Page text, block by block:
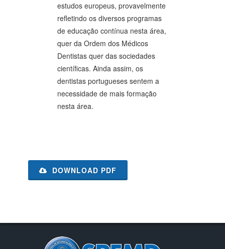
estudos europeus, provavelmente
refletindo os diversos programas
de educação contínua nesta área,
quer da Ordem dos Médicos
Dentistas quer das sociedades
científicas. Ainda assim, os
dentistas portugueses sentem a
necessidade de mais formação
nesta área.
DOWNLOAD PDF